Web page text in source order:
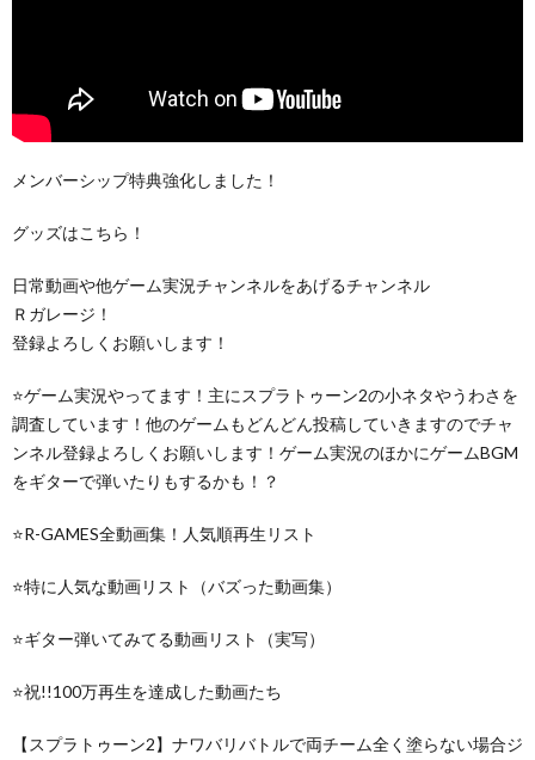
メンバーシップ特典強化しました！
グッズはこちら！
日常動画や他ゲーム実況チャンネルをあげるチャンネル
Ｒガレージ！
登録よろしくお願いします！
⭐ゲーム実況やってます！主にスプラトゥーン2の小ネタやうわさを
調査しています！他のゲームもどんどん投稿していきますのでチャ
ンネル登録よろしくお願いします！ゲーム実況のほかにゲームBGM
をギターで弾いたりもするかも！？
⭐R-GAMES全動画集！人気順再生リスト
⭐特に人気な動画リスト（バズった動画集）
⭐ギター弾いてみてる動画リスト（実写）
⭐祝!!100万再生を達成した動画たち
【スプラトゥーン2】ナワバリバトルで両チーム全く塗らない場合ジ